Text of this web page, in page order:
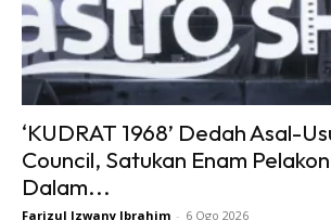
bahan seperti asetat atau nilon.
BACA: Tak Sangka Ini Senarai
Suka Bawa Lari, No. 1 Paling Rare!
3. Ubat-Ubatan
‘KUDRAT 1968’ Dedah Asal-
Council, Satukan Enam
Dalam...
Farizul Izwany Ibrahim - 6 Ogo 2026